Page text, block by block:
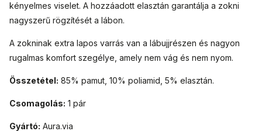
kényelmes viselet. A hozzáadott elasztán garantálja a zokni
nagyszerű rögzítését a lábon.
A zokninak extra lapos varrás van a lábujjrészen és nagyon
rugalmas komfort szegélye, amely nem vág és nem nyom.
Összetétel: 85% pamut, 10% poliamid, 5% elasztán.
Csomagolás: 1 pár
Gyártó: Aura.via